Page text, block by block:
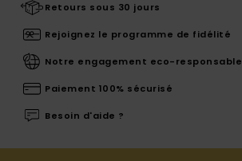
Retours sous 30 jours
Rejoignez le programme de fidélité
Notre engagement eco-responsable
Paiement 100% sécurisé
Besoin d'aide ?